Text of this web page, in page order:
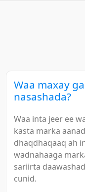
Waa maxay
nasashada?
Waa inta jeer ee
kasta marka
dhaqdhaqaaq ah
wadnahaaga
sariirta
cunid.